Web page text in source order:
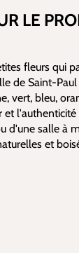
LE
fleurs qui
de Saint-
vert, bleu,
et
d'une salle à
et